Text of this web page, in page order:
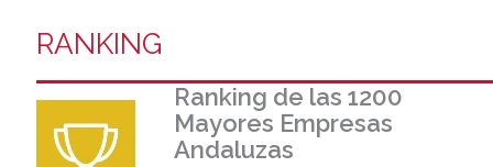
RANKING
Ranking de las 1200
Mayores Empresas
Andaluzas